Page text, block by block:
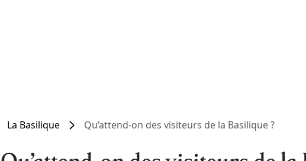
La Basilique Qu’attend-on des visiteurs de la Basilique ?